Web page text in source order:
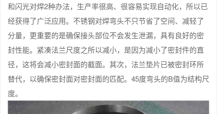
和闪光对焊2种办法，生产率很高、很容易实现自动化，所以已
经获得了广泛应用。不锈钢对焊弯头不只节省了空间、减轻了
分量，更重要的是确保接头部位不会发生泄漏，具有良好的密
封性能。紧凑法兰尺度之所以减小，是因为减小了密封件的直
径，这将会减小密封面的截面。其次，法兰垫片已被密封环所
替代，以确保密封面对密封面的匹配。45度弯头的B值为结构尺
度。